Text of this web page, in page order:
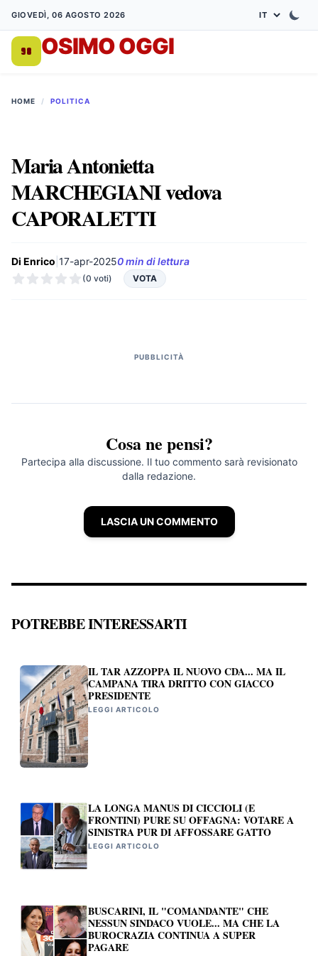
GIOVEDÌ, 06 AGOSTO 2026
OSIMO OGGI
HOME / POLITICA
Maria Antonietta
MARCHEGIANI vedova
CAPORALETTI
Di Enrico 17-apr-20250 min di lettura
(0 voti) VOTA
PUBBLICITÀ
Cosa ne pensi?
Partecipa alla discussione. Il tuo commento sarà revisionato
dalla redazione.
LASCIA UN COMMENTO
POTREBBE INTERESSARTI
IL TAR AZZOPPA IL NUOVO CDA... MA IL
CAMPANA TIRA DRITTO CON GIACCO
PRESIDENTE
LEGGI ARTICOLO
LA LONGA MANUS DI CICCIOLI (E
FRONTINI) PURE SU OFFAGNA: VOTARE A
SINISTRA PUR DI AFFOSSARE GATTO
LEGGI ARTICOLO
BUSCARINI, IL "COMANDANTE" CHE
NESSUN SINDACO VUOLE... MA CHE LA
BUROCRAZIA CONTINUA A SUPER
PAGARE